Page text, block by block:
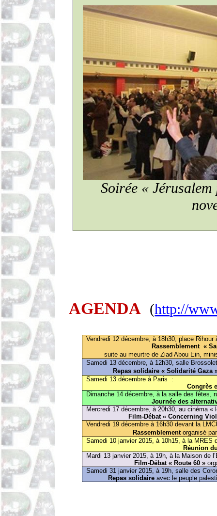
Soirée «
AGENDA (http://
Vendredi 12 décembre, à 18h30, place Rihour
Rassemblement «
suite au meurtre de Ziad Abou Ein,
Samedi 13 décembre, à 12h30, salle
Repas solidaire « Solidarité Gaza
Samedi 13 décembre à Paris :
Congrès
Dimanche 14 décembre, à la salle des fêtes,
Journée des
Mercredi 17 décembre, à 20h30, au cinéma «
Film-Débat « Concerning
Vendredi 19 décembre à 16h30 devant la
Rassemblement organisé
Samedi 10 janvier 2015, à 10h15, à la MRES
Réunion
Mardi 13 janvier 2015, à 19h, à la Maison de
Film-Débat « Route 60 »
Samedi 31 janvier 2015, à 19h, salle des
Repas solidaireavec le peuple